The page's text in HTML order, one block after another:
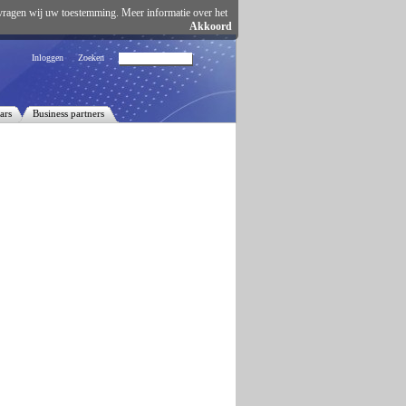
Business partners
Zoeken
Inloggen
wij uw toestemming. Meer informatie over het
Akkoord